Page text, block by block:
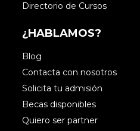
Directorio de Cursos
¿HABLAMOS?
Blog
Contacta con nosotros
Solicita tu admisión
Becas disponibles
Quiero ser partner